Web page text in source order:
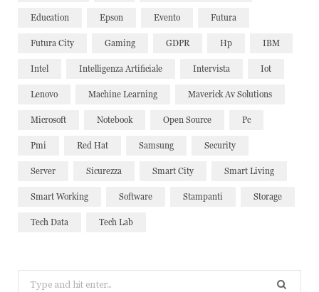
Education Epson Evento Futura
Futura City Gaming GDPR Hp IBM
Intel Intelligenza Artificiale Intervista Iot
Lenovo Machine Learning Maverick Av Solutions
Microsoft Notebook Open Source Pc
Pmi Red Hat Samsung Security
Server Sicurezza Smart City Smart Living
Smart Working Software Stampanti Storage
Tech Data Tech Lab